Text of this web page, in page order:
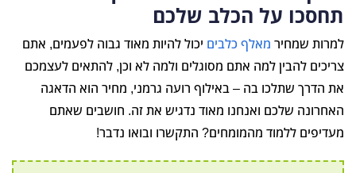
תחסכו על הכלב שלכם
למרות שמחיר מאלף כלבים יכול להיות מאוד גבוה לפעמים, אתם
צריכים להבין למה אתם מסוגלים ולמה לא וכן, להתאים לעצמכם
את הדרך שתלכו בה – באילוף רועה גרמני, מחיר הוא הדאגה
האחרונה שלכם ואנחנו מאוד נדגיש את זה. חושבים שאתם
מעדיפים ללמוד מהמומחים? התקשרו ובואו נדבר!